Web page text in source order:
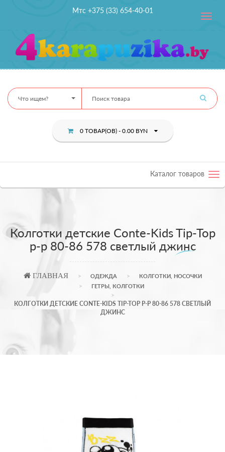
Мтс +375 (33) 654-40-01
Toggle
Что ищем?
0 ТОВАР(ОВ) - 0.00 BYN
Каталог товаров
Колготки детские Conte-Kids Tip-Top
р-р 80-86 578 светлый джинс
ГЛАВНАЯ ОДЕЖДА
КОЛГОТКИ, НОСОЧКИ
ГЕТРЫ, КОЛГОТКИ
КОЛГОТКИ ДЕТСКИЕ CONTE-KIDS TIP-TOP Р-Р 80-86 578 СВЕТЛЫЙ
ДЖИНС